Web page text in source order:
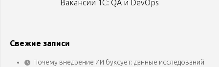
Вакансии 1С: QA и DevOps
Свежие записи
Почему внедрение ИИ буксует: данные исследований